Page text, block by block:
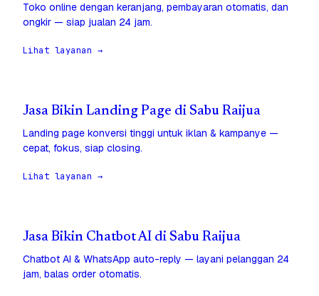
Toko online dengan keranjang, pembayaran otomatis, dan
ongkir — siap jualan 24 jam.
Lihat layanan →
Jasa Bikin Landing Page di Sabu Raijua
Landing page konversi tinggi untuk iklan & kampanye —
cepat, fokus, siap closing.
Lihat layanan →
Jasa Bikin Chatbot AI di Sabu Raijua
Chatbot AI & WhatsApp auto-reply — layani pelanggan 24
jam, balas order otomatis.